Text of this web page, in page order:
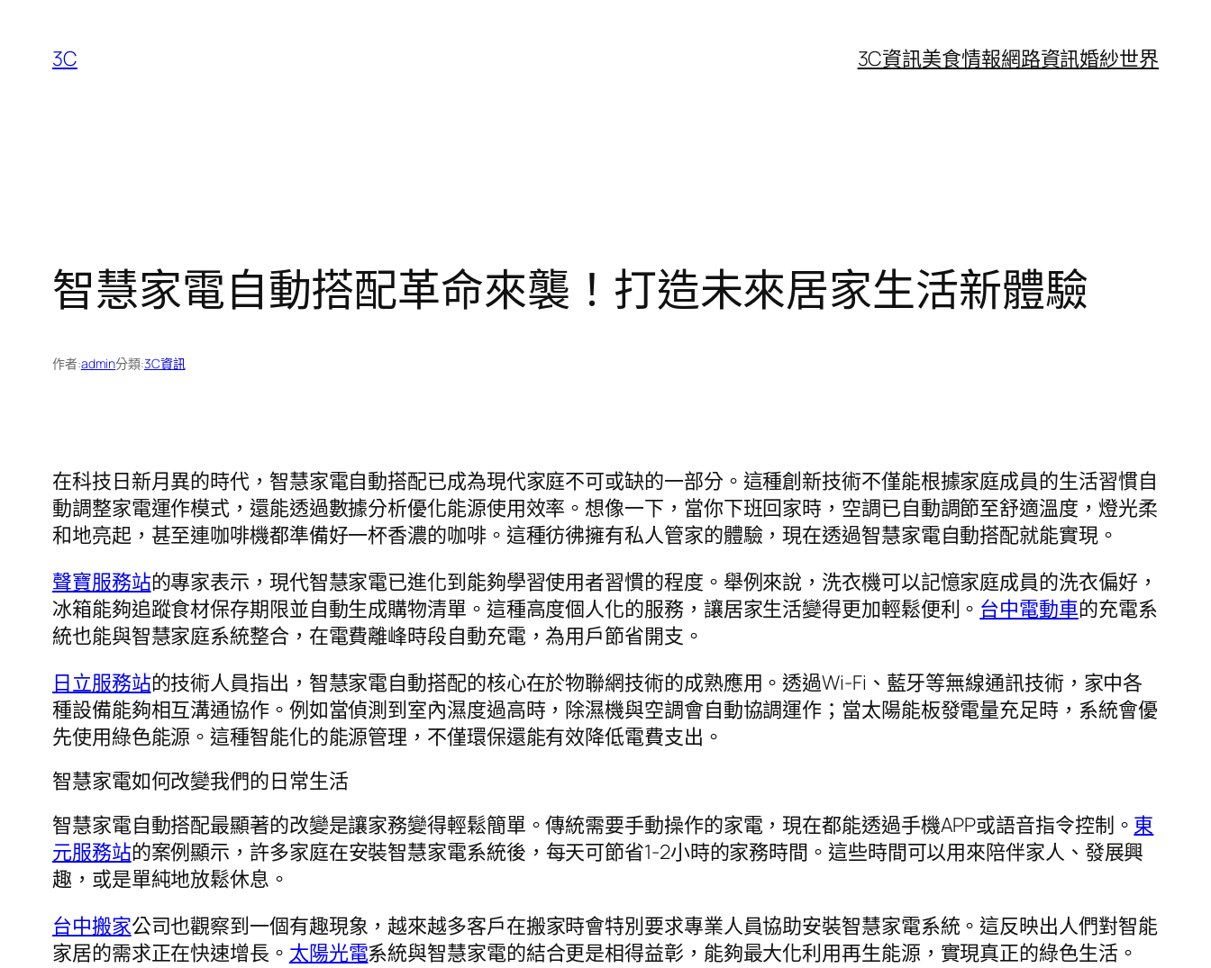
3C 3C資訊美食情報網路資訊婚紗世界
智慧家電自動搭配革命來襲！打造未來居家生活新體驗
作者:admin分類:3C資訊
在科技日新月異的時代，智慧家電自動搭配已成為現代家庭不可或缺的一部分。這種創新技術不僅能根據家庭成員的生活習慣自
動調整家電運作模式，還能透過數據分析優化能源使用效率。想像一下，當你下班回家時，空調已自動調節至舒適溫度，燈光柔
和地亮起，甚至連咖啡機都準備好一杯香濃的咖啡。這種彷彿擁有私人管家的體驗，現在透過智慧家電自動搭配就能實現。
聲寶服務站的專家表示，現代智慧家電已進化到能夠學習使用者習慣的程度。舉例來說，洗衣機可以記憶家庭成員的洗衣偏好，
冰箱能夠追蹤食材保存期限並自動生成購物清單。這種高度個人化的服務，讓居家生活變得更加輕鬆便利。 台中電動車的充電系
統也能與智慧家庭系統整合，在電費離峰時段自動充電，為用戶節省開支。
日立服務站的技術人員指出，智慧家電自動搭配的核心在於物聯網技術的成熟應用。透過Wi-Fi、藍牙等無線通訊技術，家中各
種設備能夠相互溝通協作。例如當偵測到室內濕度過高時，除濕機與空調會自動協調運作；當太陽能板發電量充足時，系統會優
先使用綠色能源。這種智能化的能源管理，不僅環保還能有效降低電費支出。
智慧家電如何改變我們的日常生活
智慧家電自動搭配最顯著的改變是讓家務變得輕鬆簡單。傳統需要手動操作的家電，現在都能透過手機APP或語音指令控制。 東
元服務站的案例顯示，許多家庭在安裝智慧家電系統後，每天可節省1-2小時的家務時間。這些時間可以用來陪伴家人、發展興
趣，或是單純地放鬆休息。
台中搬家公司也觀察到一個有趣現象，越來越多客戶在搬家時會特別要求專業人員協助安裝智慧家電系統。這反映出人們對智能
家居的需求正在快速增長。 太陽光電系統與智慧家電的結合更是相得益彰，能夠最大化利用再生能源，實現真正的綠色生活。